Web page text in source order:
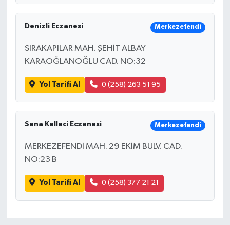
Denizli Eczanesi Merkezefendi
SIRAKAPILAR MAH. ŞEHİT ALBAY
KARAOĞLANOĞLU CAD. NO:32
Yol Tarifi Al 0 (258) 263 51 95
Sena Kelleci Eczanesi Merkezefendi
MERKEZEFENDİ MAH. 29 EKİM BULV. CAD.
NO:23 B
Yol Tarifi Al 0 (258) 377 21 21